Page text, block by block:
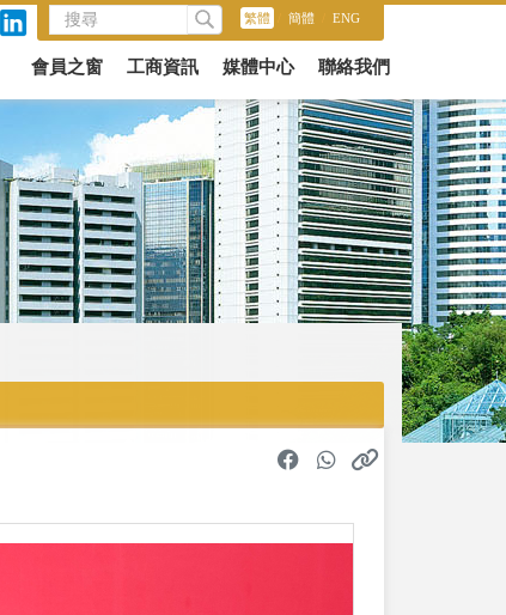
繁體 簡體 ENG
會員之窗 工商資訊 媒體中心 聯絡我們